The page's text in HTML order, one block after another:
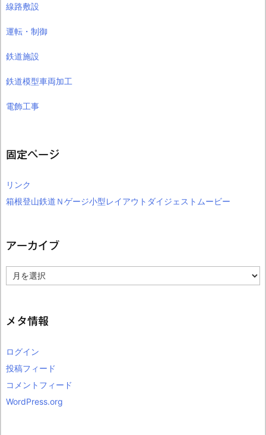
線路敷設
運転・制御
鉄道施設
鉄道模型車両加工
電飾工事
固定ページ
リンク
箱根登山鉄道Ｎゲージ小型レイアウトダイジェストムービー
アーカイブ
ー
ブ
メタ情報
ログイン
投稿フィード
コメントフィード
WordPress.org